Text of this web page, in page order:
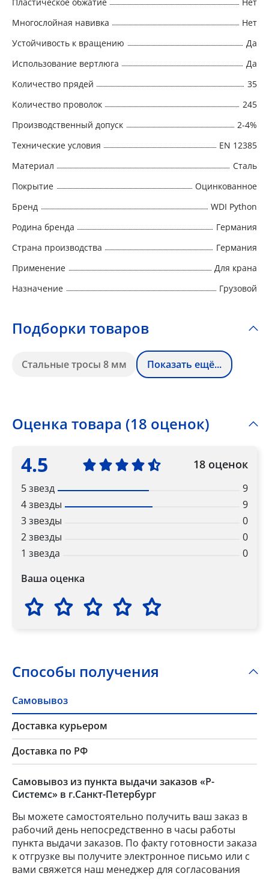
Пластическое обжатие
Нет
Многослойная навивка
Нет
Устойчивость к вращению
Да
Использование вертлюга
Да
Количество прядей
35
Количество проволок
245
Производственный допуск
2-4%
Технические условия
EN 12385
Материал
Сталь
Покрытие
Оцинкованное
Бренд
WDI Python
Родина бренда
Германия
Страна производства
Германия
Применение
Для крана
Назначение
Грузовой
Подборки товаров
Стальные тросы 8 мм Показать ещё...
Оценка товара (18 оценок)
4.5 18 оценок
5 звезд
9
4 звезды
9
3 звезды
0
2 звезды
0
1 звезда
0
Ваша оценка
Способы получения
Самовывоз
Доставка курьером
Доставка по РФ
Самовывоз из пункта выдачи заказов «Р-
Системс» в г.Санкт-Петербург
Вы можете самостоятельно получить ваш заказ в
рабочий день непосредственно в часы работы
пункта выдачи заказов. По факту готовности заказа
к отгрузке вы получите электронное письмо или с
вами свяжется наш менеджер для согласования